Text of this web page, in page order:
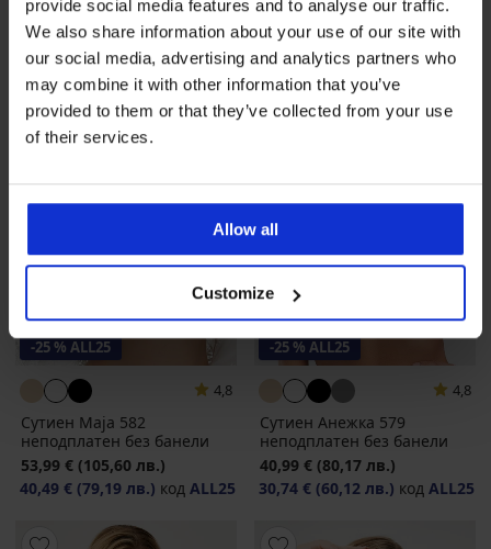
provide social media features and to analyse our traffic.
We also share information about your use of our site with
our social media, advertising and analytics partners who
may combine it with other information that you’ve
provided to them or that they’ve collected from your use
of their services.
Allow all
Customize
-25 % ALL25
4,8
Сутиен Maja 582
неподплатен без банели
53,99 € (105,60 лв.)
40,49 € (79,19 лв.) код ALL25
-25 % ALL25
4,8
Сутиен Анежка 579
неподплатен без банели
40,99 € (80,17 лв.)
30,74 € (60,12 лв.) код ALL25